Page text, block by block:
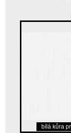
bílá kůra